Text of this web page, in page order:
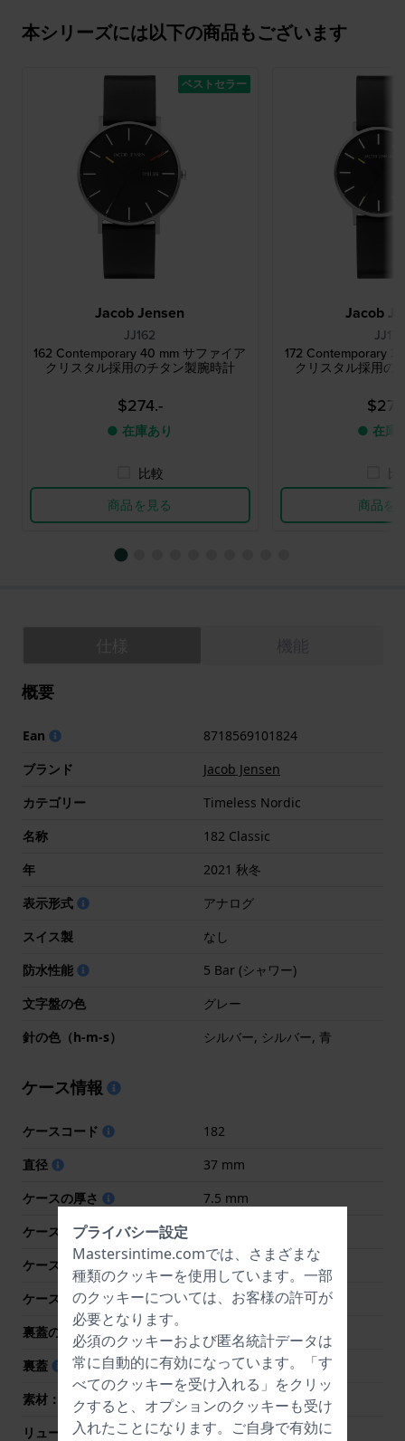
本シリーズには以下の商品もございます
Jacob Jensen
JJ162
162 Contemporary 40 mm サファイア
クリスタル採用のチタン製腕時計
$274.-
● 在庫あり
比較
商品を見る
ベストセラー
Jacob
JJ172
172 Contemporary
クリスタル採用の
● 在庫
商品を
概要
Ean
8718569101824
ブランド
Jacob Jensen
カテゴリー
Timeless Nordic
名称
182 Classic
年
2021 秋冬
表示形式
アナログ
スイス製
なし
防水性能
5 Bar (シャワー)
文字盤の色
グレー
針の色（h-m-s）
シルバー, シルバー, 青
ケース情報
ケースコード
182
直径
37 mm
ケースの厚さ
7.5 mm
ケース素材
ケース形状
ラウンド
ケースの色
グレー
裏蓋の素材
チタン
裏蓋
スナップオン
素材：クリスタル
サファイア
リューズ
リューズを引き出す
プライバシー設定
Mastersintime.comでは、さまざまな
種類のクッキーを使用しています。一部
のクッキーについては、お客様の許可が
必要となります。
必須のクッキーおよび匿名統計データは
常に自動的に有効になっています。「す
べてのクッキーを受け入れる」をクリッ
クすると、オプションのクッキーも受け
入れたことになります。ご自身で有効に